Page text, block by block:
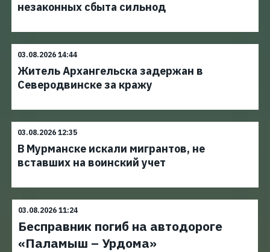
незаконных сбыта сильнод
03.08.2026 14:44
Житель Архангельска задержан в
Северодвинске за кражу
03.08.2026 12:35
В Мурманске искали мигрантов, не
вставших на воинский учет
03.08.2026 11:24
Бесправник погиб на автодороге
«Паламыш – Урдома»